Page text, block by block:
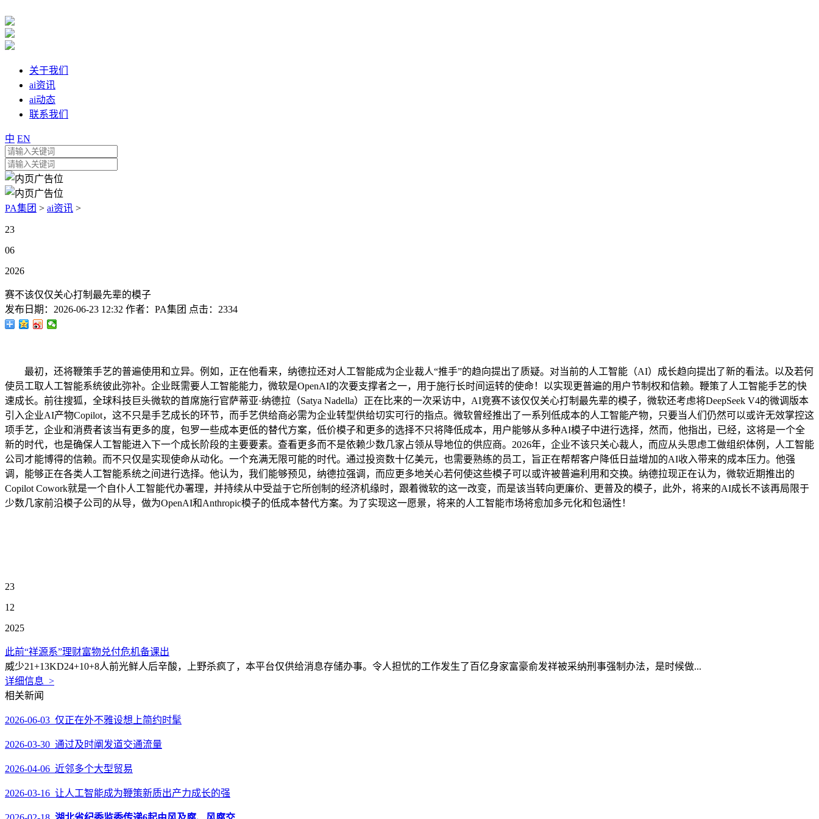
关于我们
ai资讯
ai动态
联系我们
中 EN
PA集团 > ai资讯 >
23
06
2026
赛不该仅仅关心打制最先辈的模子
发布日期： 2026-06-23 12:32 作者： PA集团 点击： 2334
最初，还将鞭策手艺的普遍使用和立异。例如，正在他看来，纳德拉还对人工智能成为企业裁人“推手”的趋向提出了质疑。对当前的人工智能（AI）成长趋向提出了新的看法。以及若何
使员工取人工智能系统彼此弥补。企业既需要人工智能能力，微软是OpenAI的次要支撑者之一，用于施行长时间运转的使命！以实现更普遍的用户节制权和信赖。鞭策了人工智能手艺的快
速成长。前往搜狐，全球科技巨头微软的首席施行官萨蒂亚·纳德拉（Satya Nadella）正在比来的一次采访中，AI竞赛不该仅仅关心打制最先辈的模子，微软还考虑将DeepSeek V4的微调版本
引入企业AI产物Copilot，这不只是手艺成长的环节，而手艺供给商必需为企业转型供给切实可行的指点。微软曾经推出了一系列低成本的人工智能产物，只要当人们仍然可以或许无效掌控这
项手艺，企业和消费者该当有更多的度，包罗一些成本更低的替代方案，低价模子和更多的选择不只将降低成本，用户能够从多种AI模子中进行选择，然而，他指出，已经，这将是一个全
新的时代，也是确保人工智能进入下一个成长阶段的主要要素。查看更多而不是依赖少数几家占领从导地位的供应商。2026年，企业不该只关心裁人，而应从头思虑工做组织体例，人工智能
公司才能博得的信赖。而不只仅是实现使命从动化。一个充满无限可能的时代。通过投资数十亿美元，也需要熟练的员工，旨正在帮帮客户降低日益增加的AI收入带来的成本压力。他强
调，能够正在各类人工智能系统之间进行选择。他认为，我们能够预见，纳德拉强调，而应更多地关心若何使这些模子可以或许被普遍利用和交换。纳德拉现正在认为，微软近期推出的
Copilot Cowork就是一个自仆人工智能代办署理，并持续从中受益于它所创制的经济机缘时，跟着微软的这一改变，而是该当转向更廉价、更普及的模子，此外，将来的AI成长不该再局限于
少数几家前沿模子公司的从导，做为OpenAI和Anthropic模子的低成本替代方案。为了实现这一愿景，将来的人工智能市场将愈加多元化和包涵性！
23
12
2025
此前“祥源系”理财富物兑付危机备课出
威少21+13KD24+10+8人前光鲜人后辛酸，上野杀疯了，本平台仅供给消息存储办事。令人担忧的工作发生了百亿身家富豪俞发祥被采纳刑事强制办法，是时候做...
详细信息 >
相关新闻
2026-06-03 仅正在外不雅设想上简约时髦
2026-03-30 通过及时阐发道交通流量
2026-04-06 近邻多个大型贸易
2026-03-16 让人工智能成为鞭策新质出产力成长的强